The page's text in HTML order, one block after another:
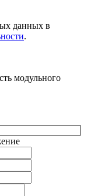
данных в
.
модульного